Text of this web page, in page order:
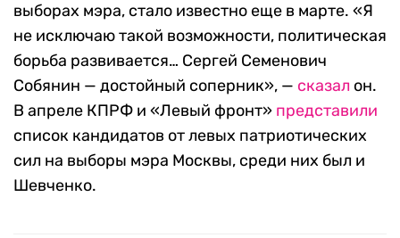
выборах мэра, стало известно еще в марте. «Я
не исключаю такой возможности, политическая
борьба развивается… Сергей Семенович
Собянин — достойный соперник», — сказал он.
В апреле КПРФ и «Левый фронт» представили
список кандидатов от левых патриотических
сил на выборы мэра Москвы, среди них был и
Шевченко.